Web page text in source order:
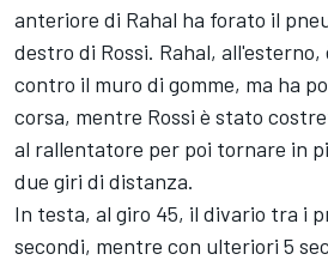
anteriore di Rahal ha forato il
destro di Rossi. Rahal,
contro il muro di gomme, ma ha
corsa, mentre Rossi è stato
al rallentatore per poi tornare in
due giri di distanza.
In testa, al giro 45, il divario tra i
secondi, mentre con ulteriori 5